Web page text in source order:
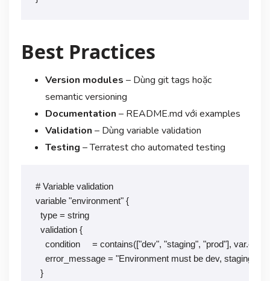
Best Practices
Version modules – Dùng git tags hoặc
semantic versioning
Documentation – README.md với examples
Validation – Dùng variable validation
Testing – Terratest cho automated testing
# Variable validation
variable "environment" {
  type = string
  validation {
condition     = contains(["dev", "staging", "prod"],
error_message = "Environment must be dev, staging, or
  }